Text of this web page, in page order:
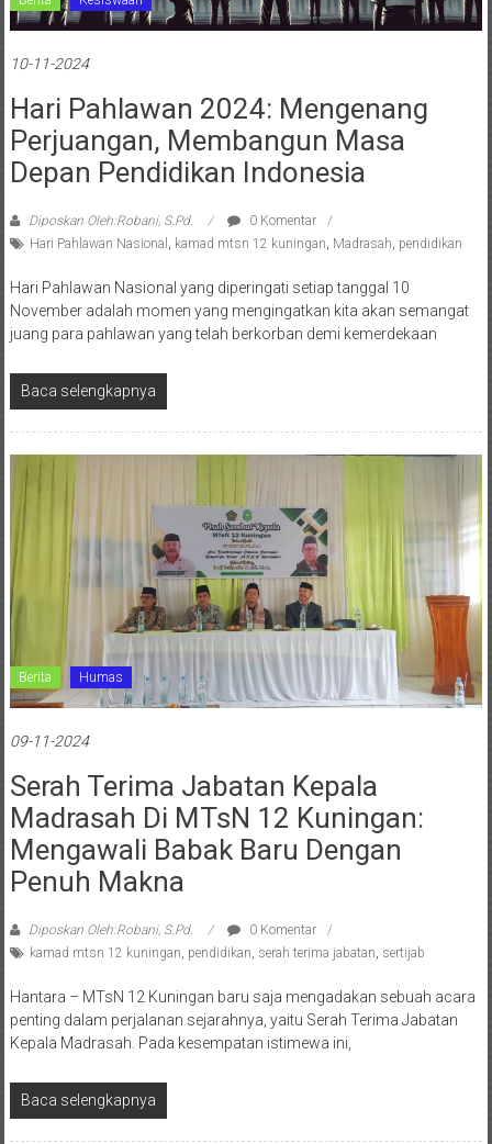
10-11-2024
Hari Pahlawan 2024: Mengenang
Perjuangan, Membangun Masa
Depan Pendidikan Indonesia
Diposkan Oleh:Robani, S.Pd.
0 Komentar
Hari Pahlawan Nasional , kamad mtsn 12 kuningan, Madrasah, pendidikan
Hari Pahlawan Nasional yang diperingati setiap tanggal 10
November adalah momen yang mengingatkan kita akan semangat
juang para pahlawan yang telah berkorban demi kemerdekaan
Baca selengkapnya
Berita Humas
09-11-2024
Serah Terima Jabatan Kepala
Madrasah Di MTsN 12 Kuningan:
Mengawali Babak Baru Dengan
Penuh Makna
Diposkan Oleh:Robani, S.Pd.
0 Komentar
kamad mtsn 12 kuningan, pendidikan, serah terima jabatan, sertijab
Hantara – MTsN 12 Kuningan baru saja mengadakan sebuah acara
penting dalam perjalanan sejarahnya, yaitu Serah Terima Jabatan
Kepala Madrasah. Pada kesempatan istimewa ini,
Baca selengkapnya